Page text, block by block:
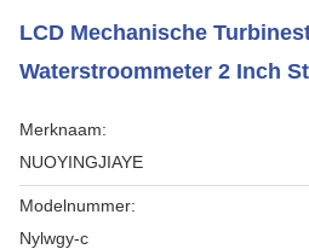
LCD Mechanische
Waterstroommeter 2 Inch
Merknaam:
NUOYINGJIAYE
Modelnummer:
Nylwgy-c